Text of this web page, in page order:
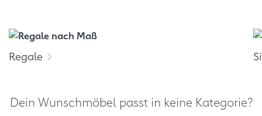
Regale
Dein Wunschmöbel passt in keine Kategorie?